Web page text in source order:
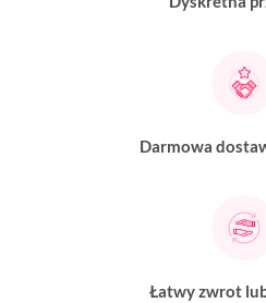
Darmowa
Łatwy zwrot